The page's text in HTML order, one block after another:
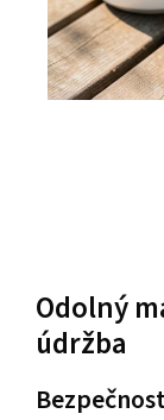
Odolný
údržba